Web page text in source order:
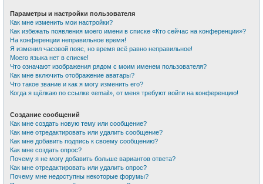
Параметры и настройки пользователя
Как мне изменить мои настройки?
Как избежать появления моего имени в списке «Кто сейчас на конференции»?
На конференции неправильное время!
Я изменил часовой пояс, но время всё равно неправильное!
Моего языка нет в списке!
Что означают изображения рядом с моим именем пользователя?
Как мне включить отображение аватары?
Что такое звание и как я могу изменить его?
Когда я щёлкаю по ссылке «email», от меня требуют войти на конференцию!
Создание сообщений
Как мне создать новую тему или сообщение?
Как мне отредактировать или удалить сообщение?
Как мне добавить подпись к своему сообщению?
Как мне создать опрос?
Почему я не могу добавить больше вариантов ответа?
Как мне отредактировать или удалить опрос?
Почему мне недоступны некоторые форумы?